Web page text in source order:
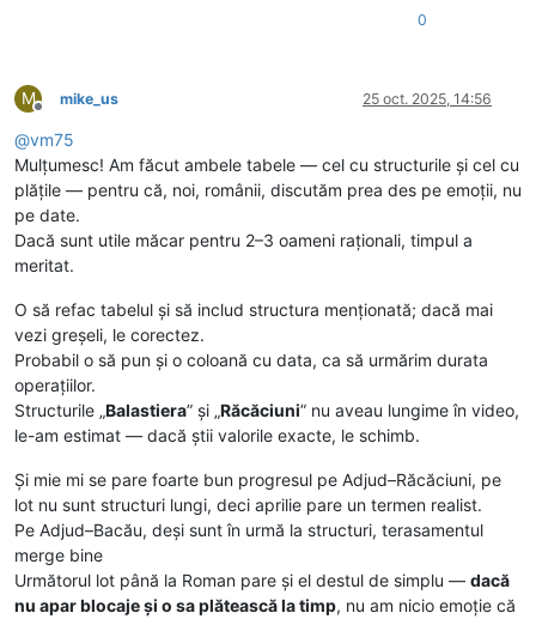
0
M
Deconectat
mike_us 25 oct. 2025, 14:56
@vm75
Mulțumesc! Am făcut ambele tabele — cel cu structurile și cel cu
plățile — pentru că, noi, românii, discutăm prea des pe emoții, nu
pe date.
Dacă sunt utile măcar pentru 2–3 oameni raționali, timpul a
meritat.
O să refac tabelul și să includ structura menționată; dacă mai
vezi greșeli, le corectez.
Probabil o să pun și o coloană cu data, ca să urmărim durata
operațiilor.
Structurile „Balastiera” și „Răcăciuni” nu aveau lungime în video,
le-am estimat — dacă știi valorile exacte, le schimb.
Și mie mi se pare foarte bun progresul pe Adjud–Răcăciuni, pe
lot nu sunt structuri lungi, deci aprilie pare un termen realist.
Pe Adjud–Bacău, deși sunt în urmă la structuri, terasamentul
merge bine
Următorul lot până la Roman pare și el destul de simplu — dacă
nu apar blocaje și o sa plătească la timp, nu am nicio emoție că